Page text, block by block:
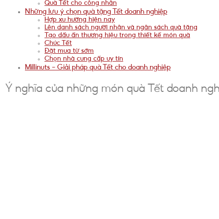
Quà Tết cho công nhân
Những lưu ý chọn quà tặng Tết doanh nghiệp
Hợp xu hướng hiện nay
Lên danh sách người nhận và ngân sách quà tặng
Tạo dấu ấn thương hiệu trong thiết kế món quà
Chúc Tết
Đặt mua từ sớm
Chọn nhà cung cấp uy tín
Millinuts – Giải pháp quà Tết cho doanh nghiệp
Ý nghĩa của những món quà Tết doanh